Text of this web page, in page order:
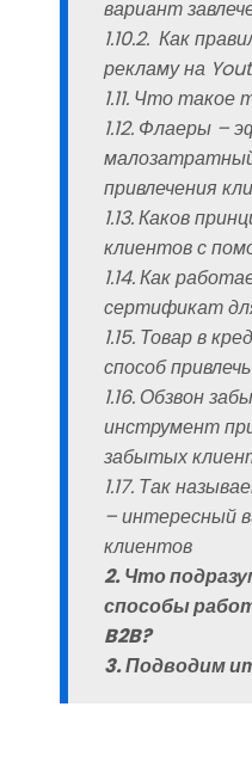
вариант
1.10.2. Как
рекламу на
1.11. Что
1.12. Флаеры –
привлечения
1.13. Каков
клиентов с
1.14. Как
сертификат
1.15. Товар в
способ
1.16. Обзвон
инструмент
забытых
1.17. Так
– интересный
клиентов
2. Что
способы
B2B?
3. Подводим